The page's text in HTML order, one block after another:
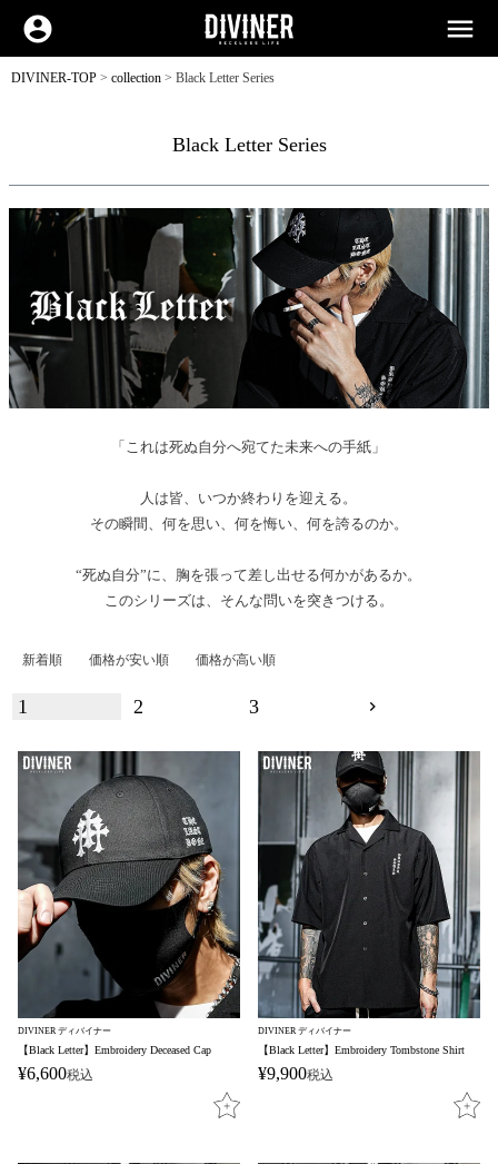
account_circle menu
DIVINER-TOP collection Black Letter Series
Black Letter Series
「これは死ぬ自分へ宛てた未来への手紙」
人は皆、いつか終わりを迎える。
その瞬間、何を思い、何を悔い、何を誇るのか。
“死ぬ自分”に、胸を張って差し出せる何かがあるか。
このシリーズは、そんな問いを突きつける。
新着順 価格が安い順 価格が高い順
1 2 3
DIVINER ディバイナー
【Black Letter】Embroidery Deceased Cap
¥6,600税込
DIVINER ディバイナー
【Black Letter】Embroidery Tombstone Shirt
¥9,900税込